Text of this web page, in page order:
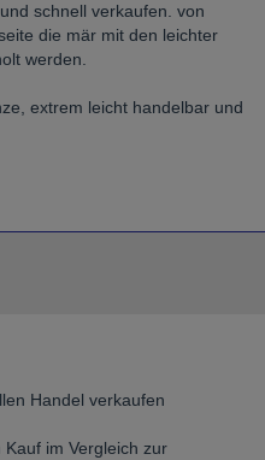
schnell verkaufen. von
die mär mit den leichter
werden.
extrem leicht handelbar und
Handel verkaufen
im Vergleich zur